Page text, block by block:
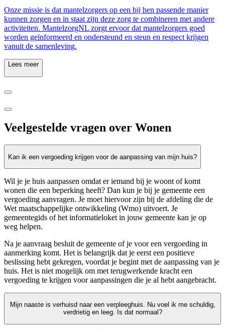
Onze missie is dat mantelzorgers op een bij hen passende manier
kunnen zorgen en in staat zijn deze zorg te combineren met andere
activiteiten. MantelzorgNL zorgt ervoor dat mantelzorgers goed
worden geïnformeerd en ondersteund en steun en respect krijgen
vanuit de samenleving.
Lees meer
Veelgestelde vragen over Wonen
Kan ik een vergoeding krijgen voor de aanpassing van mijn huis?
Wil je je huis aanpassen omdat er iemand bij je woont of komt
wonen die een beperking heeft? Dan kun je bij je gemeente een
vergoeding aanvragen. Je moet hiervoor zijn bij de afdeling die de
Wet maatschappelijke ontwikkeling (Wmo) uitvoert. Je
gemeentegids of het informatieloket in jouw gemeente kan je op
weg helpen.
Na je aanvraag besluit de gemeente of je voor een vergoeding in
aanmerking komt. Het is belangrijk dat je eerst een positieve
beslissing hebt gekregen, voordat je begint met de aanpassing van je
huis. Het is niet mogelijk om met terugwerkende kracht een
vergoeding te krijgen voor aanpassingen die je al hebt aangebracht.
Mijn naaste is verhuisd naar een verpleeghuis. Nu voel ik me schuldig,
verdrietig en leeg. Is dat normaal?